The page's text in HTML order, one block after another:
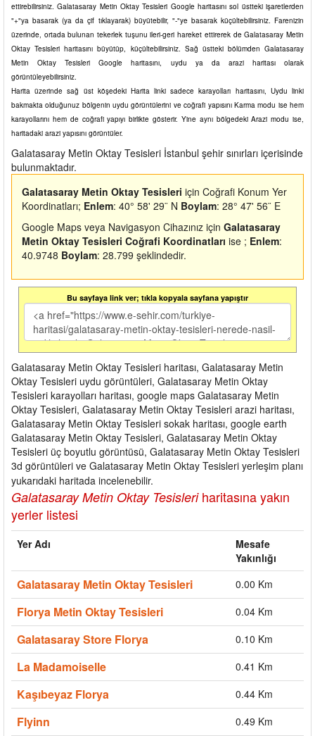
ettirebilirsiniz. Galatasaray Metin Oktay Tesisleri Google haritasını sol üstteki işaretlerden
"+"ya basarak (ya da çif tıklayarak) büyütebilir, "-"ye basarak küçültebilirsiniz. Farenizin
üzerinde, ortada bulunan tekerlek tuşunu ileri-geri hareket ettirerek de Galatasaray Metin
Oktay Tesisleri haritasını büyütüp, küçültebilirsiniz. Sağ üstteki bölümden Galatasaray
Metin Oktay Tesisleri Google haritasını, uydu ya da arazi haritası olarak
görüntüleyebilirsiniz.
Harita üzerinde sağ üst köşedeki Harita linki sadece karayolları haritasını, Uydu linki
bakmakta olduğunuz bölgenin uydu görüntülerini ve coğrafi yapısını Karma modu ise hem
karayollarını hem de coğrafi yapıyı birlikte gösterir. Yine aynı bölgedeki Arazi modu ise,
haritadaki arazi yapısını görüntüler.
Galatasaray Metin Oktay Tesisleri İstanbul şehir sınırları içerisinde
bulunmaktadır.
Galatasaray Metin Oktay Tesisleri için Coğrafi Konum Yer
Koordinatları; Enlem: 40° 58' 29¨ N Boylam: 28° 47' 56¨ E
Google Maps veya Navigasyon Cihazınız için Galatasaray
Metin Oktay Tesisleri Coğrafi Koordinatları ise ; Enlem:
40.9748 Boylam: 28.799 şeklindedir.
Bu sayfaya link ver; tıkla kopyala sayfana yapıştır
Galatasaray Metin Oktay Tesisleri haritası, Galatasaray Metin
Oktay Tesisleri uydu görüntüleri, Galatasaray Metin Oktay
Tesisleri karayolları haritası, google maps Galatasaray Metin
Oktay Tesisleri, Galatasaray Metin Oktay Tesisleri arazi haritası,
Galatasaray Metin Oktay Tesisleri sokak haritası, google earth
Galatasaray Metin Oktay Tesisleri, Galatasaray Metin Oktay
Tesisleri üç boyutlu görüntüsü, Galatasaray Metin Oktay Tesisleri
3d görüntüleri ve Galatasaray Metin Oktay Tesisleri yerleşim planı
yukarıdaki haritada incelenebilir.
Galatasaray Metin Oktay Tesisleriharitasına yakın
yerler listesi
Yer Adı
Mesafe
Yakınlığı
Galatasaray Metin Oktay Tesisleri 0.00 Km
Florya Metin Oktay Tesisleri 0.04 Km
Galatasaray Store Florya 0.10 Km
La Madamoiselle 0.41 Km
Kaşıbeyaz Florya 0.44 Km
Flyinn 0.49 Km